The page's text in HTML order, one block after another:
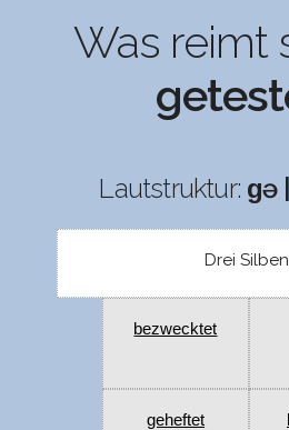
Was reimt
Lautstruktur: ɡə
Drei
bezwecktet
geheftet